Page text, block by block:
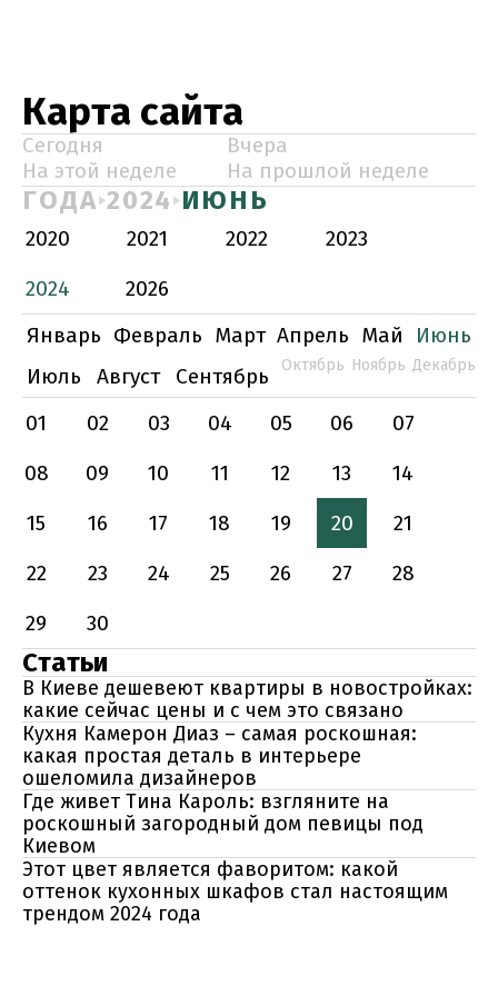
Карта сайта
Сегодня
Вчера
На этой неделе
На прошлой неделе
ГОДА 2024 ИЮНЬ
2020 2021 2022
2023
2024
2026
Январь Февраль Март Апрель Май
Июнь
Июль
Август Сентябрь Октябрь Ноябрь Декабрь
01 02 03 04 05 06
07
08
09 10 11 12 13
14
15
16 17 18 19 20
21
22
23 24 25 26 27
28
29
30
Статьи
В Киеве дешевеют квартиры в новостройках:
какие сейчас цены и с чем это связано
Кухня Камерон Диаз – самая роскошная:
какая простая деталь в интерьере
ошеломила дизайнеров
Где живет Тина Кароль: взгляните на
роскошный загородный дом певицы под
Киевом
Этот цвет является фаворитом: какой
оттенок кухонных шкафов стал настоящим
трендом 2024 года